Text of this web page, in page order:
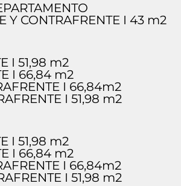
Y CONTRAFRENTE I 43 m2
I 51,98 m2
I 66,84 m2
I 66,84m2
I 51,98 m2
I 51,98 m2
I 66,84 m2
I 66,84m2
I 51,98 m2